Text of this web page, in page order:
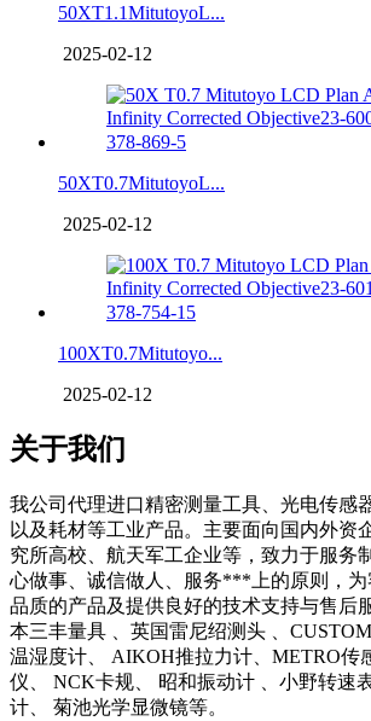
50XT1.1MitutoyoL...
2025-02-12
50XT0.7MitutoyoL...
2025-02-12
100XT0.7Mitutoyo...
2025-02-12
关于我们
我公司代理进口精密测量工具、光电传感
以及耗材等工业产品。主要面向国内外资
究所高校、航天军工企业等，致力于服务
心做事、诚信做人、服务***上的原则，
品质的产品及提供良好的技术支持与售后
本三丰量具 、英国雷尼绍测头 、
温湿度计、 AIKOH推拉力计、METRO传
仪、 NCK卡规、 昭和振动计 、小野转速
计、 菊池光学显微镜等。